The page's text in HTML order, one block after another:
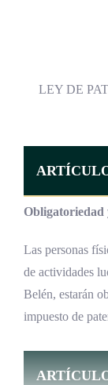
LEY DE
Obligatoriedad
Las personas
de actividades
Belén, estarán
impuesto de